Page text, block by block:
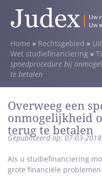
Home » Rechtsgebied »
Wet studiefinanciering »
spoedprocedure bij
te betalen
Overweeg een
onmogelijkheid
terug te betalen
Gepubliceerd op: 07-03-2018
Als u studiefinanciering
grote financiële